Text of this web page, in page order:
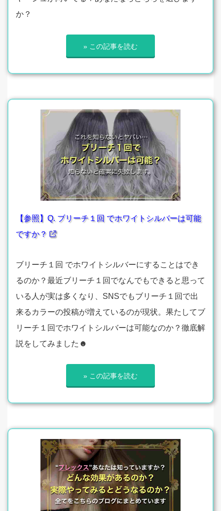
か？
» この記事を読む
【参照】Q. ブリーチ１回 でホワイトシルバーは可能
ですか？
ブリーチ１回 でホワイトシルバーにすることはでき
るのか？最近ブリーチ１回でなんでもできると思って
いる人が実は多くなり、SNSでもブリーチ１回で出
来るカラーの投稿が増えているのが現状。果たしてブ
リーチ１回でホワイトシルバーは可能なのか？徹底解
説をしてみました☻
» この記事を読む